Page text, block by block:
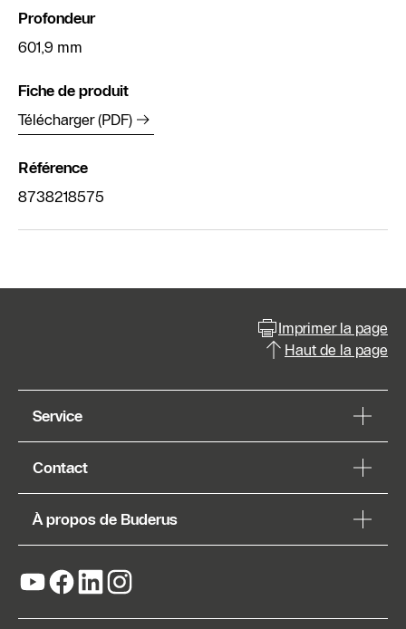
Profondeur
601,9 mm
Fiche de produit
Télécharger (PDF)
Référence
8738218575
Imprimer la page
Haut de la page
Service
Contact
À propos de Buderus